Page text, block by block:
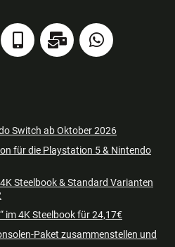
Switch ab Oktober 2026
für die Playstation 5 & Nintendo
4K Steelbook & Standard Varianten
im 4K Steelbook für 24,17€
Paket zusammenstellen und